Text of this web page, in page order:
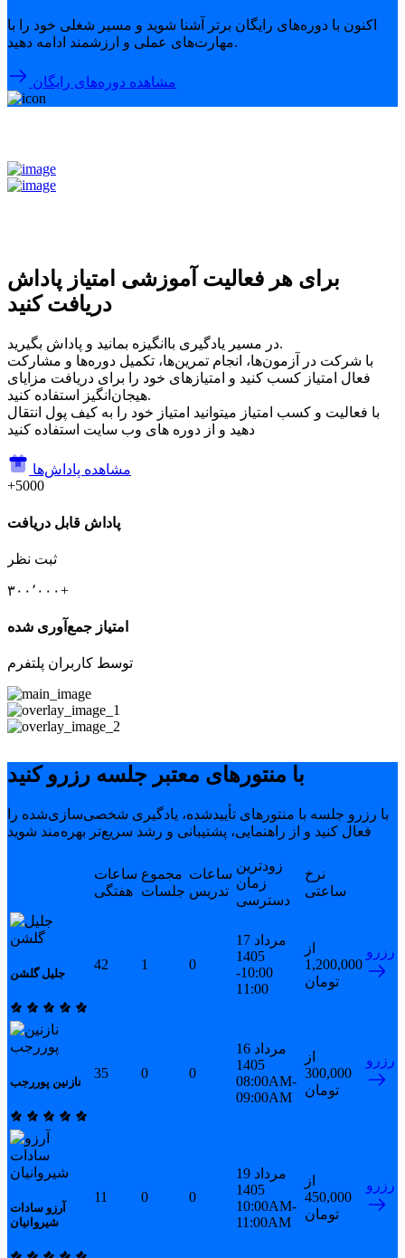
اکنون با دوره‌های رایگان برتر آشنا شوید و مسیر شغلی خود را با
مهارت‌های عملی و ارزشمند ادامه دهید.
مشاهده دوره‌های رایگان
برای هر فعالیت آموزشی امتیاز پاداش
دریافت کنید
در مسیر یادگیری باانگیزه بمانید و پاداش بگیرید.
با شرکت در آزمون‌ها، انجام تمرین‌ها، تکمیل دوره‌ها و مشارکت
فعال امتیاز کسب کنید و امتیازهای خود را برای دریافت مزایای
هیجان‌انگیز استفاده کنید.
با فعالیت و کسب امتیاز میتوانید امتیاز خود را به کیف پول انتقال
دهید و از دوره های وب سایت استفاده کنید
مشاهده پاداش‌ها
+5000
پاداش قابل دریافت
ثبت نظر
۳۰۰٬۰۰۰+
امتیاز جمع‌آوری شده
توسط کاربران پلتفرم
با منتورهای معتبر جلسه رزرو کنید
با رزرو جلسه با منتورهای تأییدشده، یادگیری شخصی‌سازی‌شده را
فعال کنید و از راهنمایی، پشتیبانی و رشد سریع‌تر بهره‌مند شوید
ساعات
هفتگی
مجموع
جلسات
ساعات
تدریس
زودترین
زمان
دسترسی
نرخ
ساعتی
جلیل گلشن
42 1 0
17 مرداد
1405
10:00-
11:00
از
1,200,000
تومان
رزرو
نازنین پوررجب
35 0 0
16 مرداد
1405
08:00AM-
09:00AM
از
300,000
تومان
رزرو
آرزو سادات
شیروانیان
11 0 0
19 مرداد
1405
10:00AM-
11:00AM
از
450,000
تومان
رزرو